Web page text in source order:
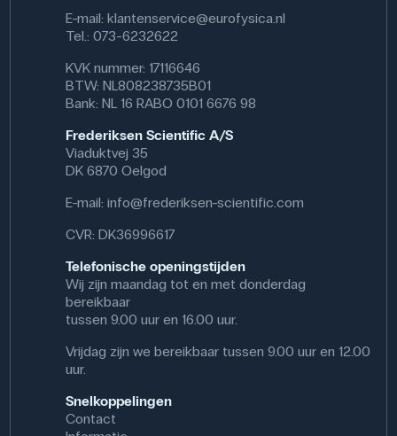
maakt het een flexibel hulpmiddel voor het onderwijzen
van energie en mechanica.
Specifikationer
E-mail:klantenservice@eurofysica.nl
Tel.: 073-6232622
KVK nummer: 17116646
BTW: NL808238735B01
Bank: NL 16 RABO 0101 6676 98
Frederiksen Scientific A/S
Viaduktvej 35
DK 6870 Oelgod
E-mail:info@frederiksen-scientific.com
CVR: DK36996617
Telefonische openingstijden
Wij zijn maandag tot en met donderdag
bereikbaar
tussen 9.00 uur en 16.00 uur.
Vrijdag zijn we bereikbaar tussen 9.00 uur en 12.00
uur.
Snelkoppelingen
Contact